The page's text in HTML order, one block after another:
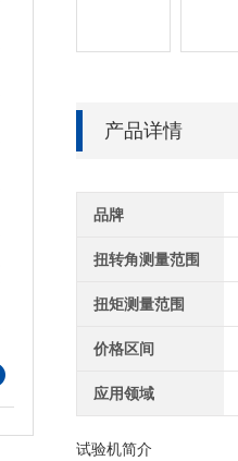
产品详情
品牌
扭转角测量范围
扭矩测量范围
价格区间
应用领域
试验机简介